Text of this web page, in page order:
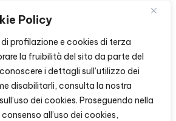
Policy
profilazione e cookies di terza
la fruibilità del sito da parte del
i dettagli sull’utilizzo dei
disabilitarli, consulta la nostra
dei cookies. Proseguendo nella
all’uso dei cookies,